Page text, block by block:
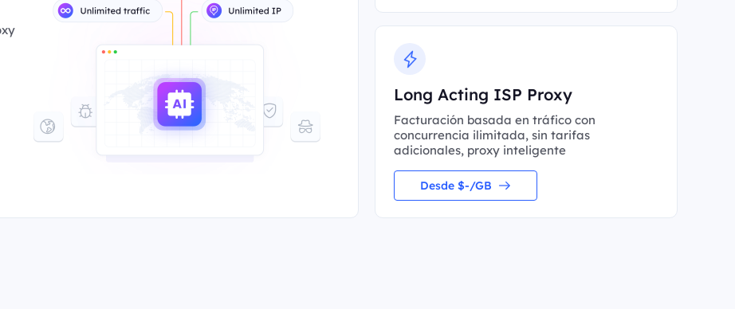
Long Acting ISP Proxy
Facturación basada en tráfico con
concurrencia ilimitada, sin tarifas
adicionales, proxy inteligente
Desde $-/GB